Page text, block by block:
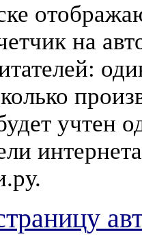
на
учтен